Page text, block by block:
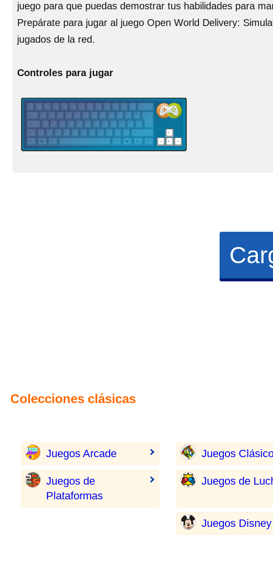
juego para que puedas demostrar tus habilidades para
Prepárate para jugar al juego Open World Delivery:
jugados de la red.
Controles para jugar
Colecciones clásicas
Juegos Arcade Juegos
Juegos de
Plataformas
Juegos de
Juegos Disney